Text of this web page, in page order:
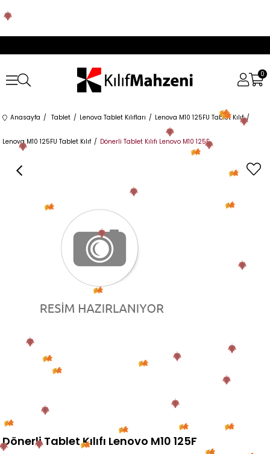
0
Anasayfa Tablet Lenova Tablet Kılıfları Lenova M10 125FU Tablet Kılıf
Lenova M10 125FU Tablet Kılıf Dönerli Tablet Kılıfı Lenovo M10 125F
Dönerli Tablet Kılıfı Lenovo M10 125F